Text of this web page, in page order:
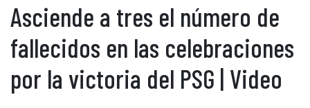
Asciende a tres el número de
fallecidos en las celebraciones
por la victoria del PSG | Video